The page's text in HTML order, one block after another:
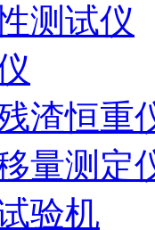
测试仪
渣恒重
量测定
验机